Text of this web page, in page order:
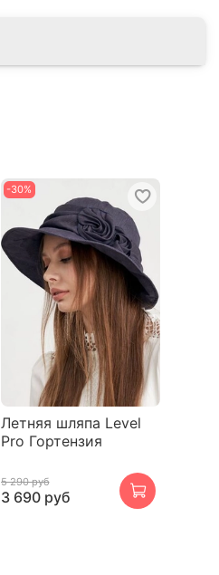
-30%
Летняя шляпа Level
Pro Гортензия
5 290 руб
3 690 руб